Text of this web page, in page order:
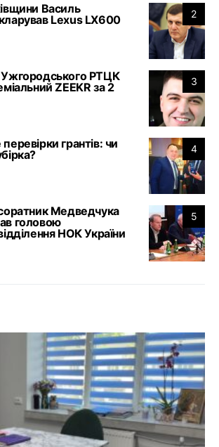
2
Василь
Lexus LX600
3
Ужгородського РТЦК
ZEEKR за 2
4
грантів: чи
5
Медведчука
головою
НОК України